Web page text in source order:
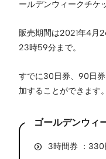
ールデンウィークチケ
販売期間は2021年4月
23時59分まで。
すでに30日券、90日
加することができます。
ゴールデンウィ
3時間券 ：